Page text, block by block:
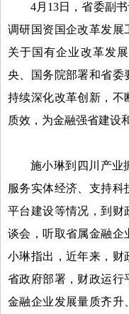
4月13日，省委副
调研国资国企改革发展
关于国有企业改革发
央、国务院部署和省委
持续深化改革创新，不
质效，为金融强省建设
施小琳到四川产业
服务实体经济、支持
平台建设等情况，到财
谈会，听取省属金融企
小琳指出，近年来，财
省政府部署，财政运行
金融企业发展量质齐升